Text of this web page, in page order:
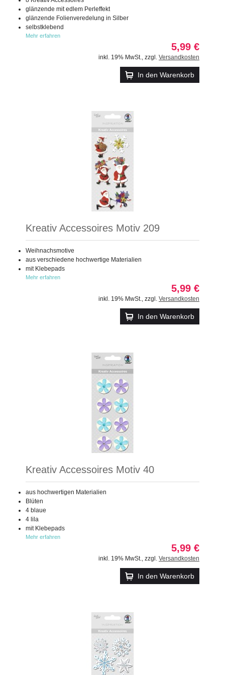
glänzende mit edlem Perleffekt
glänzende Folienveredelung in Silber
selbstklebend
Mehr erfahren
5,99 €
inkl. 19% MwSt. zzgl. Versandkosten
In den Warenkorb
Kreativ Accessoires Motiv 209
Weihnachsmotive
aus verschiedene hochwertige Materialien
mit Klebepads
Mehr erfahren
5,99 €
inkl. 19% MwSt. zzgl. Versandkosten
In den Warenkorb
Kreativ Accessoires Motiv 40
aus hochwertigen Materialien
Blüten
4 blaue
4 lila
mit Klebepads
Mehr erfahren
5,99 €
inkl. 19% MwSt. zzgl. Versandkosten
In den Warenkorb